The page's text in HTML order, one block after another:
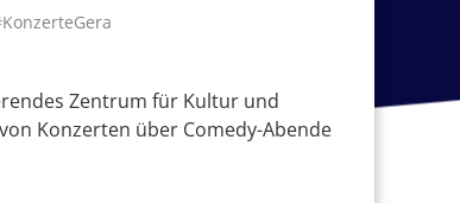
Zentrum für Kultur und
Konzerten über Comedy-Abende